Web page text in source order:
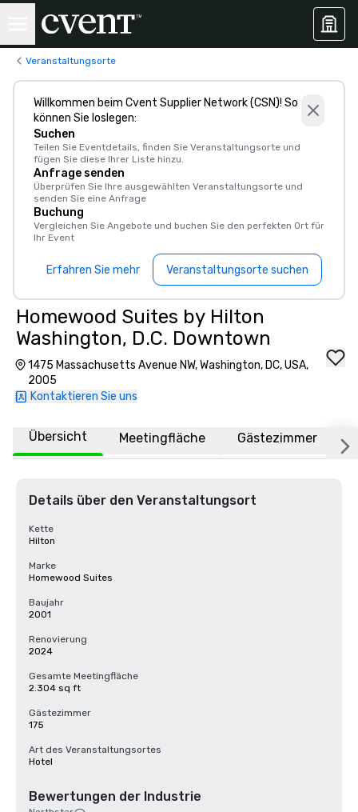
Veranstaltungsorte
Willkommen beim Cvent Supplier Network (CSN)! So
können Sie loslegen:
Suchen
Teilen Sie Eventdetails, finden Sie Veranstaltungsorte und
fügen Sie diese Ihrer Liste hinzu.
Anfrage senden
Überprüfen Sie Ihre ausgewählten Veranstaltungsorte und
senden Sie eine Anfrage
Buchung
Vergleichen Sie Angebote und buchen Sie den perfekten Ort für
Ihr Event
Erfahren Sie mehr Veranstaltungsorte suchen
Homewood Suites by Hilton
Washington, D.C. Downtown
1475 Massachusetts Avenue NW, Washington, DC, USA,
2005
Kontaktieren Sie uns
Übersicht Meetingfläche Gästezimmer
Details über den Veranstaltungsort
Kette
Hilton
Marke
Homewood Suites
Baujahr
2001
Renovierung
2024
Gesamte Meetingfläche
2.304 sq ft
Gästezimmer
175
Art des Veranstaltungsortes
Hotel
Bewertungen der Industrie